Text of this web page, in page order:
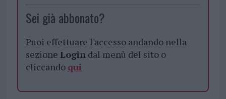
Sei già abbonato?
Puoi effettuare l'accesso andando nella
sezione Logindal menù del sito o
cliccando qui